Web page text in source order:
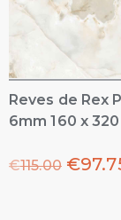
Reves de Rex
6mm 160 x 320
€115.00 €